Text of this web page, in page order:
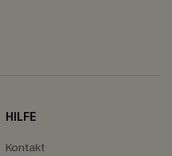
HILFE
Kontakt